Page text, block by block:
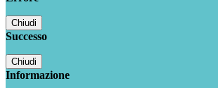
Chiudi
Successo
Chiudi
Informazione